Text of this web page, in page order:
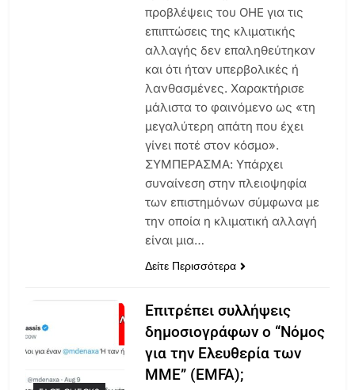
προβλέψεις του ΟΗΕ για τις
επιπτώσεις της κλιματικής
αλλαγής δεν επαληθεύτηκαν
και ότι ήταν υπερβολικές ή
λανθασμένες. Χαρακτήρισε
μάλιστα το φαινόμενο ως «τη
μεγαλύτερη απάτη που έχει
γίνει ποτέ στον κόσμο».
ΣΥΜΠΕΡΑΣΜΑ: Υπάρχει
συναίνεση στην πλειοψηφία
των επιστημόνων σύμφωνα με
την οποία η κλιματική αλλαγή
είναι μια…
Δείτε Περισσότερα
Επιτρέπει συλλήψεις
δημοσιογράφων ο “Νόμος
για την Ελευθερία των
ΜΜΕ” (EMFA);